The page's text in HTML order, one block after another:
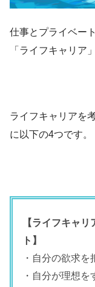
仕事とプライベー
「ライフキャリア
ライフキャリアを
に以下の4つです。
【ライフキャ
ト】
・自分の欲求を
・自分が理想